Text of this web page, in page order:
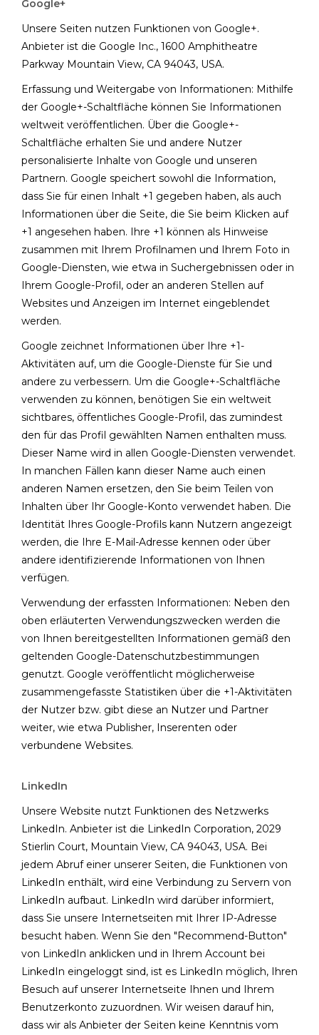
Google+
Unsere Seiten nutzen Funktionen von Google+.
Anbieter ist die Google Inc., 1600 Amphitheatre
Parkway Mountain View, CA 94043, USA.
Erfassung und Weitergabe von Informationen: Mithilfe
der Google+-Schaltfläche können Sie Informationen
weltweit veröffentlichen. Über die Google+-
Schaltfläche erhalten Sie und andere Nutzer
personalisierte Inhalte von Google und unseren
Partnern. Google speichert sowohl die Information,
dass Sie für einen Inhalt +1 gegeben haben, als auch
Informationen über die Seite, die Sie beim Klicken auf
+1 angesehen haben. Ihre +1 können als Hinweise
zusammen mit Ihrem Profilnamen und Ihrem Foto in
Google-Diensten, wie etwa in Suchergebnissen oder in
Ihrem Google-Profil, oder an anderen Stellen auf
Websites und Anzeigen im Internet eingeblendet
werden.
Google zeichnet Informationen über Ihre +1-
Aktivitäten auf, um die Google-Dienste für Sie und
andere zu verbessern. Um die Google+-Schaltfläche
verwenden zu können, benötigen Sie ein weltweit
sichtbares, öffentliches Google-Profil, das zumindest
den für das Profil gewählten Namen enthalten muss.
Dieser Name wird in allen Google-Diensten verwendet.
In manchen Fällen kann dieser Name auch einen
anderen Namen ersetzen, den Sie beim Teilen von
Inhalten über Ihr Google-Konto verwendet haben. Die
Identität Ihres Google-Profils kann Nutzern angezeigt
werden, die Ihre E-Mail-Adresse kennen oder über
andere identifizierende Informationen von Ihnen
verfügen.
Verwendung der erfassten Informationen: Neben den
oben erläuterten Verwendungszwecken werden die
von Ihnen bereitgestellten Informationen gemäß den
geltenden Google-Datenschutzbestimmungen
genutzt. Google veröffentlicht möglicherweise
zusammengefasste Statistiken über die +1-Aktivitäten
der Nutzer bzw. gibt diese an Nutzer und Partner
weiter, wie etwa Publisher, Inserenten oder
verbundene Websites.
LinkedIn
Unsere Website nutzt Funktionen des Netzwerks
LinkedIn. Anbieter ist die LinkedIn Corporation, 2029
Stierlin Court, Mountain View, CA 94043, USA. Bei
jedem Abruf einer unserer Seiten, die Funktionen von
LinkedIn enthält, wird eine Verbindung zu Servern von
LinkedIn aufbaut. LinkedIn wird darüber informiert,
dass Sie unsere Internetseiten mit Ihrer IP-Adresse
besucht haben. Wenn Sie den "Recommend-Button"
von LinkedIn anklicken und in Ihrem Account bei
LinkedIn eingeloggt sind, ist es LinkedIn möglich, Ihren
Besuch auf unserer Internetseite Ihnen und Ihrem
Benutzerkonto zuzuordnen. Wir weisen darauf hin,
dass wir als Anbieter der Seiten keine Kenntnis vom